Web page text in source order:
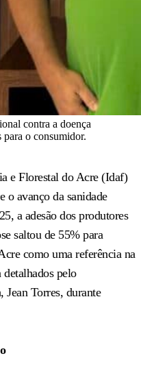
contra a doença
para o consumidor.
e Florestal do Acre (Idaf)
o avanço da sanidade
a adesão dos produtores
saltou de 55% para
como uma referência na
pelo
Jean Torres, durante